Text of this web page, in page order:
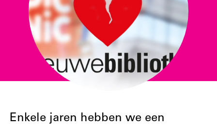
Enkele jaren hebben we een